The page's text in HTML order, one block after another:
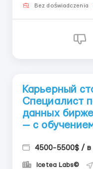
Представьте: Вы
Bez doświadczenia
Карьерный
Специалист
данных
— с
4500-5500$ / в
Icetea Labs©